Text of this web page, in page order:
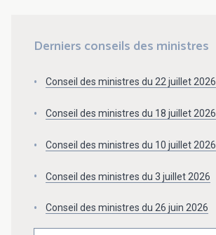
Derniers conseils des ministres
Conseil des ministres du 22 juillet 2026
Conseil des ministres du 18 juillet 2026
Conseil des ministres du 10 juillet 2026
Conseil des ministres du 3 juillet 2026
Conseil des ministres du 26 juin 2026